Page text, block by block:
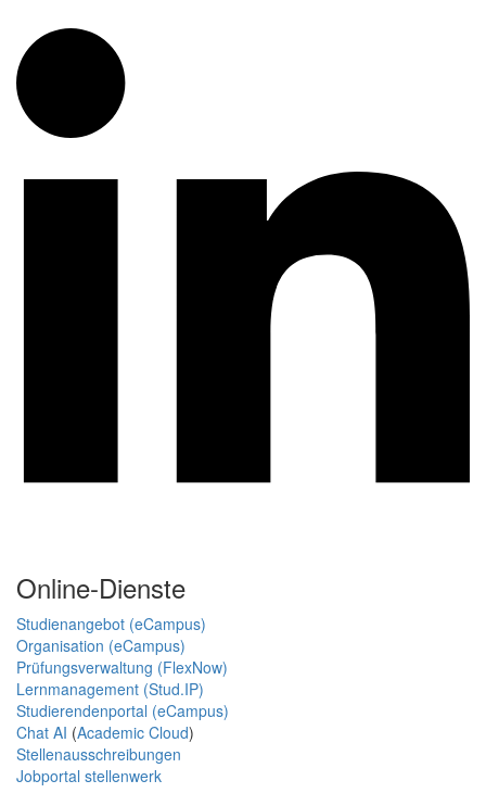
Online-Dienste
Studienangebot (eCampus)
Organisation (eCampus)
Prüfungsverwaltung (FlexNow)
Lernmanagement (Stud.IP)
Studierendenportal (eCampus)
Chat AI (Academic Cloud)
Stellenausschreibungen
Jobportal stellenwerk